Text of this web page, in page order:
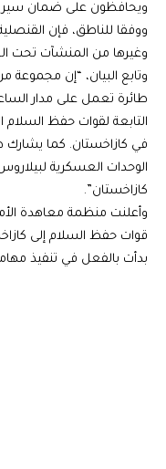
ويحافظون على ضمان سير
ووفقا للناطق، فإن
وغيرها من المنشآت تحت
طائرة تعمل على مدار
التابعة لقوات حفظ
في كازاخستان. كما يشارك
الوحدات العسكرية
كازاخستان”.
وأعلنت منظمة معاهدة
قوات حفظ السلام إلى
بدأت بالفعل في تنفيذ